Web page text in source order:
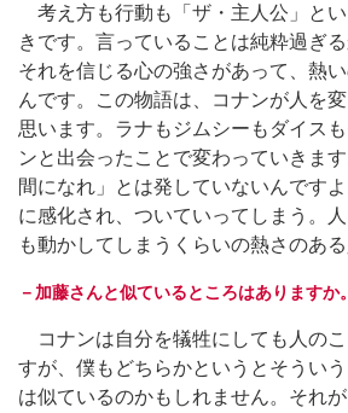
考え方も行動も「ザ・主人公」と
きです。言っていることは純粋過ぎ
それを信じる心の強さがあって、熱
んです。この物語は、コナンが人を
思います。ラナもジムシーもダイス
ンと出会ったことで変わっていきま
間になれ」とは発していないんです
に感化され、ついていってしまう。
も動かしてしまうくらいの熱さのあ
－加藤さんと似ているところはありますか。
コナンは自分を犠牲にしても人のこ
すが、僕もどちらかというとそうい
は似ているのかもしれません。それ